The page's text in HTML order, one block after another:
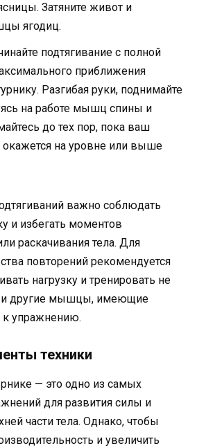
Затяните живот и
ягодиц.
подтягивание с полной
приближения
Разгибая руки, поднимайте
на работе мышц спины и
до тех пор, пока ваш
окажется на уровне или выше
важно соблюдать
и избегать моментов
раскачивания тела. Для
повторений рекомендуется
нагрузку и тренировать не
и другие мышцы, имеющие
упражнению.
техники
— это одно из самых
для развития силы и
части тела. Однако, чтобы
и увеличить